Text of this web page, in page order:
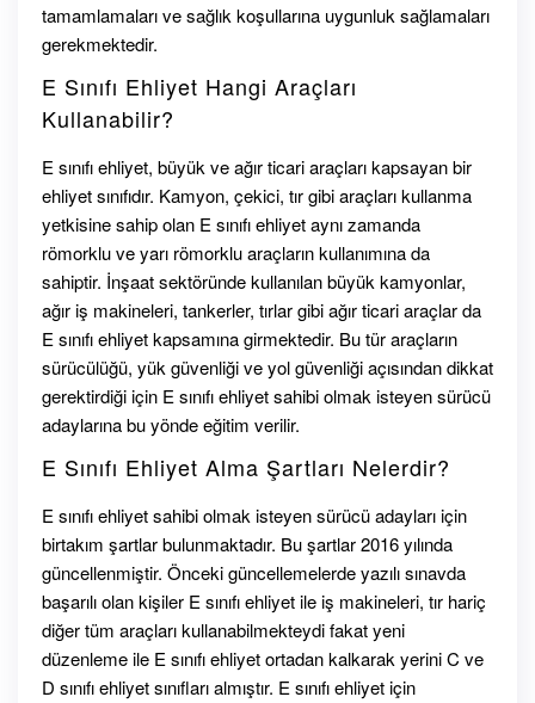
tamamlamaları ve sağlık koşullarına uygunluk sağlamaları
gerekmektedir.
E Sınıfı Ehliyet Hangi Araçları
Kullanabilir?
E sınıfı ehliyet, büyük ve ağır ticari araçları kapsayan bir
ehliyet sınıfıdır. Kamyon, çekici, tır gibi araçları kullanma
yetkisine sahip olan E sınıfı ehliyet aynı zamanda
römorklu ve yarı römorklu araçların kullanımına da
sahiptir. İnşaat sektöründe kullanılan büyük kamyonlar,
ağır iş makineleri, tankerler, tırlar gibi ağır ticari araçlar da
E sınıfı ehliyet kapsamına girmektedir. Bu tür araçların
sürücülüğü, yük güvenliği ve yol güvenliği açısından dikkat
gerektirdiği için E sınıfı ehliyet sahibi olmak isteyen sürücü
adaylarına bu yönde eğitim verilir.
E Sınıfı Ehliyet Alma Şartları Nelerdir?
E sınıfı ehliyet sahibi olmak isteyen sürücü adayları için
birtakım şartlar bulunmaktadır. Bu şartlar 2016 yılında
güncellenmiştir. Önceki güncellemelerde yazılı sınavda
başarılı olan kişiler E sınıfı ehliyet ile iş makineleri, tır hariç
diğer tüm araçları kullanabilmekteydi fakat yeni
düzenleme ile E sınıfı ehliyet ortadan kalkarak yerini C ve
D sınıfı ehliyet sınıfları almıştır. E sınıfı ehliyet için